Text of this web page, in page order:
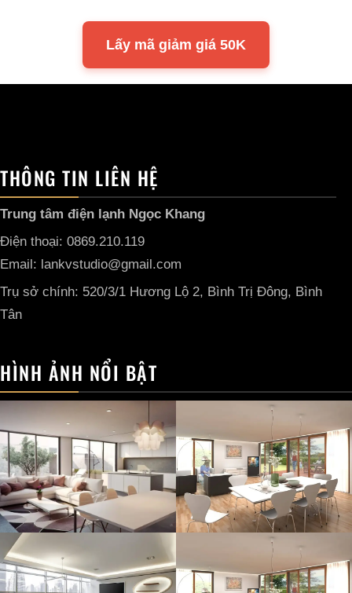
Lấy mã giảm giá 50K
THÔNG TIN LIÊN HỆ
Trung tâm điện lạnh Ngọc Khang
Điện thoại: 0869.210.119
Email: lankvstudio@gmail.com
Trụ sở chính: 520/3/1 Hương Lộ 2, Bình Trị Đông, Bình
Tân
HÌNH ẢNH NỔI BẬT